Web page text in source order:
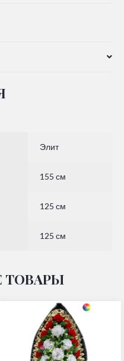
Элит
155 см
125 см
125 см